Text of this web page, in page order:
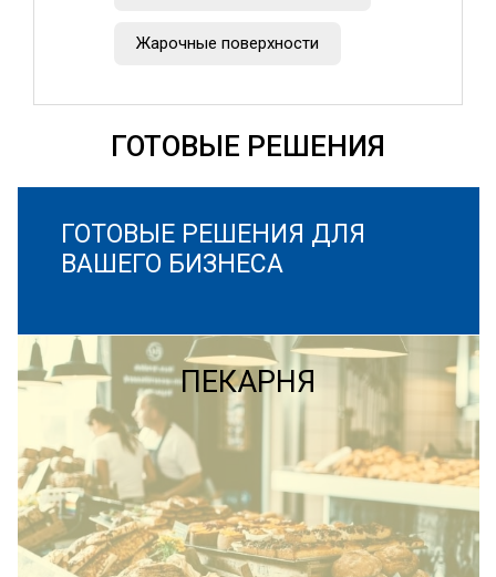
Жарочные поверхности
ГОТОВЫЕ РЕШЕНИЯ
ГОТОВЫЕ РЕШЕНИЯ ДЛЯ
ВАШЕГО БИЗНЕСА
ПЕКАРНЯ